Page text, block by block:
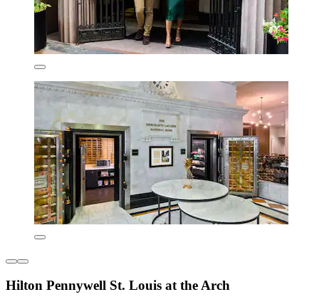
Hilton Pennywell St. Louis at the Arch